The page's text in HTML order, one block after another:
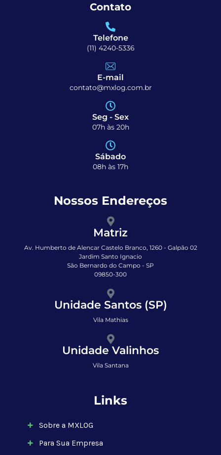
Contato
Telefone
(11) 4240-5336
E-mail
contato@mxlog.com.br
Seg - Sex
07h às 20h
Sábado
08h às 17h
Nossos Endereços
Matriz
Av. Humberto de Alencar Castelo Branco, 1260 - Galpão 02
Jardim Santo Ignacio
São Bernardo do Campo - SP
09850-300
Unidade Santos (SP)
Vila Mathias
Unidade Valinhos
Vila Santana
Links
Sobre a MXLOG
Para Sua Empresa